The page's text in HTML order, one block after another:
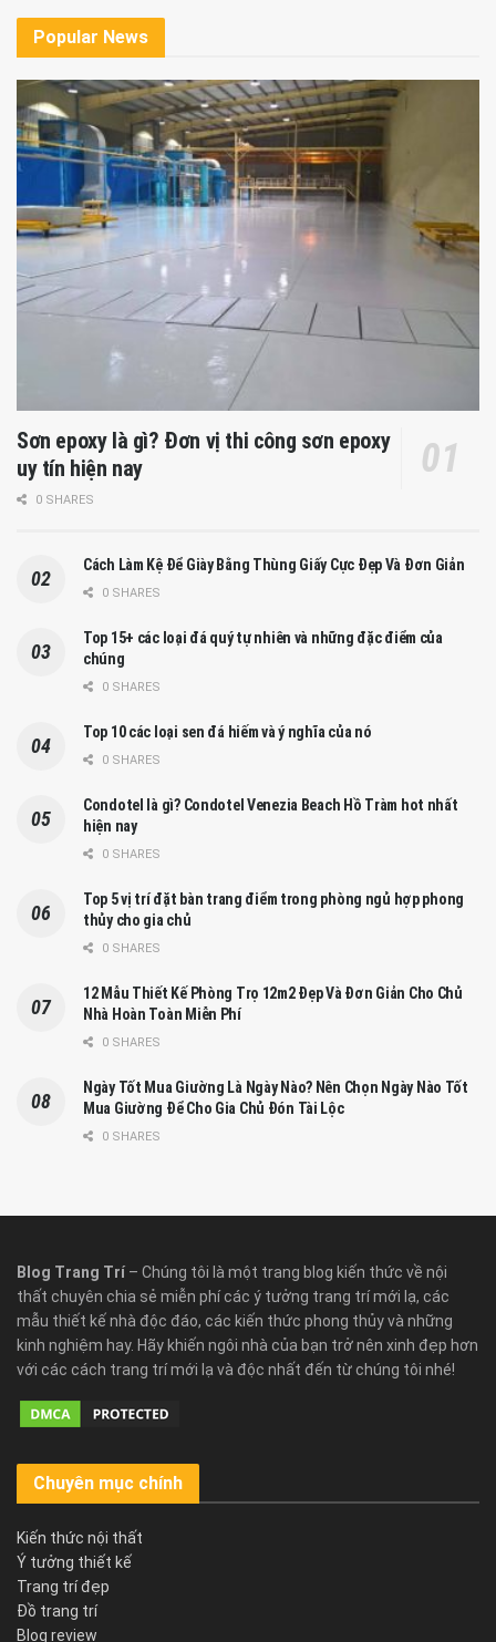
Popular News
Sơn epoxy là gì? Đơn vị thi công sơn epoxy
uy tín hiện nay
0 SHARES
Cách Làm Kệ Để Giày Bằng Thùng Giấy Cực Đẹp Và Đơn Giản
0 SHARES
Top 15+ các loại đá quý tự nhiên và những đặc điểm của
chúng
0 SHARES
Top 10 các loại sen đá hiếm và ý nghĩa của nó
0 SHARES
Condotel là gì? Condotel Venezia Beach Hồ Tràm hot nhất
hiện nay
0 SHARES
Top 5 vị trí đặt bàn trang điểm trong phòng ngủ hợp phong
thủy cho gia chủ
0 SHARES
12 Mẫu Thiết Kế Phòng Trọ 12m2 Đẹp Và Đơn Giản Cho Chủ
Nhà Hoàn Toàn Miễn Phí
0 SHARES
Ngày Tốt Mua Giường Là Ngày Nào? Nên Chọn Ngày Nào Tốt
Mua Giường Để Cho Gia Chủ Đón Tài Lộc
0 SHARES
Blog Trang Trí – Chúng tôi là một trang blog kiến thức về nội
thất chuyên chia sẻ miễn phí các ý tưởng trang trí mới lạ, các
mẫu thiết kế nhà độc đáo, các kiến thức phong thủy và những
kinh nghiệm hay. Hãy khiến ngôi nhà của bạn trở nên xinh đẹp hơn
với các cách trang trí mới lạ và độc nhất đến từ chúng tôi nhé!
Chuyên mục chính
Kiến thức nội thất
Ý tưởng thiết kế
Trang trí đẹp
Đồ trang trí
Blog review